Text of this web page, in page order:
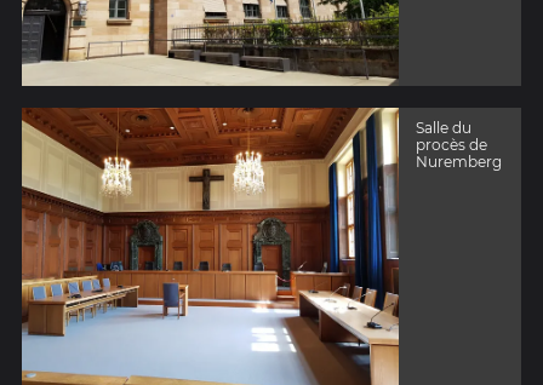
Salle du
procès de
Nuremberg